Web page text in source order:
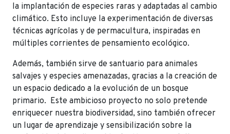
la implantación de especies raras y adaptadas al cambio
climático. Esto incluye la experimentación de diversas
técnicas agrícolas y de permacultura, inspiradas en
múltiples corrientes de pensamiento ecológico.
Además, también sirve de santuario para animales
salvajes y especies amenazadas, gracias a la creación de
un espacio dedicado a la evolución de un bosque
primario. Este ambicioso proyecto no solo pretende
enriquecer nuestra biodiversidad, sino también ofrecer
un lugar de aprendizaje y sensibilización sobre la